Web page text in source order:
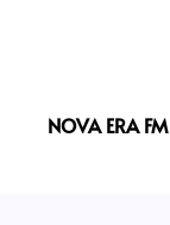
NOVA ERA FM